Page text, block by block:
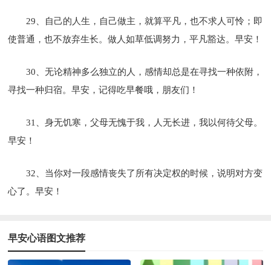
29、自己的人生，自己做主，就算平凡，也不求人可怜；即
使普通，也不放弃生长。做人如草低调努力，平凡豁达。早安！
30、无论精神多么独立的人，感情却总是在寻找一种依附，
寻找一种归宿。早安，记得吃早餐哦，朋友们！
31、身无饥寒，父母无愧于我，人无长进，我以何待父母。
早安！
32、当你对一段感情丧失了所有决定权的时候，说明对方变
心了。早安！
早安心语图文推荐